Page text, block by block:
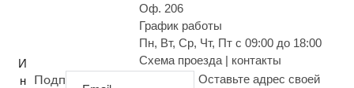
Оф. 206
График работы
Пн, Вт, Ср, Чт, Пт с 09:00 до 18:00
Схема проезда | контакты
И
н
Подп
Оставьте адрес своей